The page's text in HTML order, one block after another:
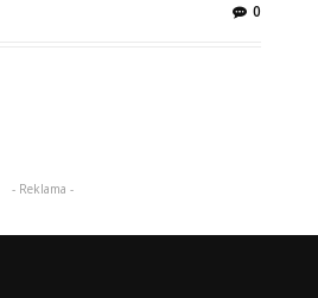
0
- Reklama -